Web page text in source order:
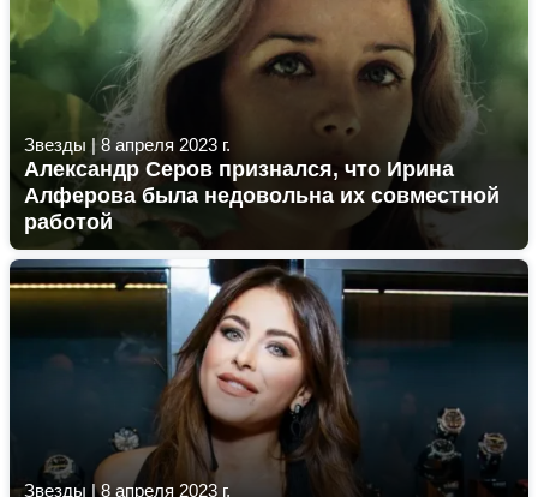
Звезды |8 апреля 2023 г.
Александр Серов признался, что Ирина
Алферова была недовольна их совместной
работой
Звезды |8 апреля 2023 г.